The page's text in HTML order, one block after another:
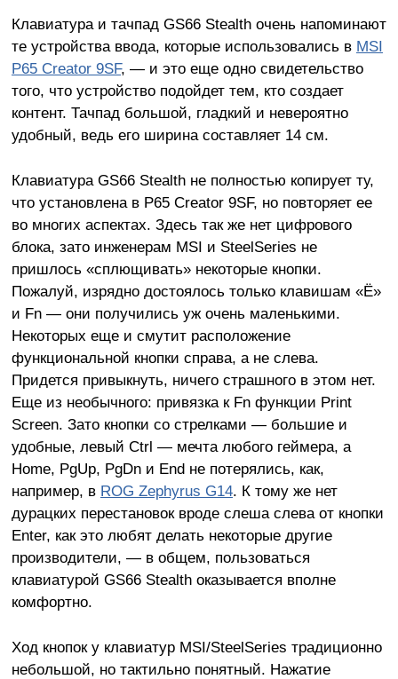
Клавиатура и тачпад GS66 Stealth очень напоминают
те устройства ввода, которые использовались в MSI
P65 Creator 9SF, — и это еще одно свидетельство
того, что устройство подойдет тем, кто создает
контент. Тачпад большой, гладкий и невероятно
удобный, ведь его ширина составляет 14 см.
Клавиатура GS66 Stealth не полностью копирует ту,
что установлена в P65 Creator 9SF, но повторяет ее
во многих аспектах. Здесь так же нет цифрового
блока, зато инженерам MSI и SteelSeries не
пришлось «сплющивать» некоторые кнопки.
Пожалуй, изрядно достоялось только клавишам «Ё»
и Fn — они получились уж очень маленькими.
Некоторых еще и смутит расположение
функциональной кнопки справа, а не слева.
Придется привыкнуть, ничего страшного в этом нет.
Еще из необычного: привязка к Fn функции Print
Screen. Зато кнопки со стрелками — большие и
удобные, левый Ctrl — мечта любого геймера, а
Home, PgUp, PgDn и End не потерялись, как,
например, в ROG Zephyrus G14. К тому же нет
дурацких перестановок вроде слеша слева от кнопки
Enter, как это любят делать некоторые другие
производители, — в общем, пользоваться
клавиатурой GS66 Stealth оказывается вполне
комфортно.
Ход кнопок у клавиатур MSI/SteelSeries традиционно
небольшой, но тактильно понятный. Нажатие